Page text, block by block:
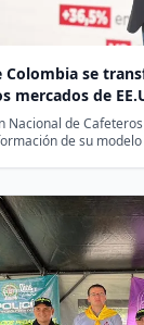
Colombia se
mercados de
Nacional de
de su